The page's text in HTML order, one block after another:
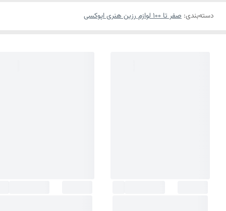
دسته‌بندی: صفر تا ۱۰۰ لوازم رزین هنری اپوکسی